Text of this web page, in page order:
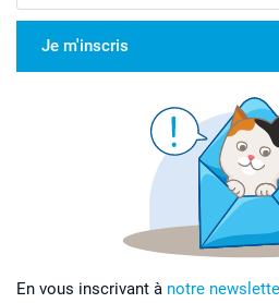
Je m'inscris
En vous inscrivant à notre